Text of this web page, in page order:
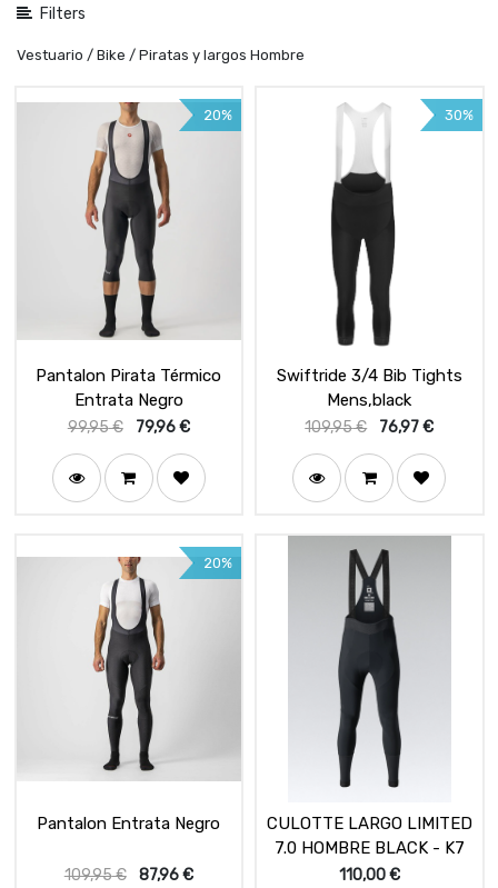
Filters
Vestuario / Bike / Piratas y largos Hombre
20%
Pantalon Pirata Térmico
Entrata Negro
99,95€ 79,96€
30%
Swiftride 3/4 Bib Tights
Mens,black
109,95€ 76,97€
20%
Pantalon Entrata Negro
109,95€ 87,96€
CULOTTE LARGO LIMITED
7.0 HOMBRE BLACK - K7
110,00€